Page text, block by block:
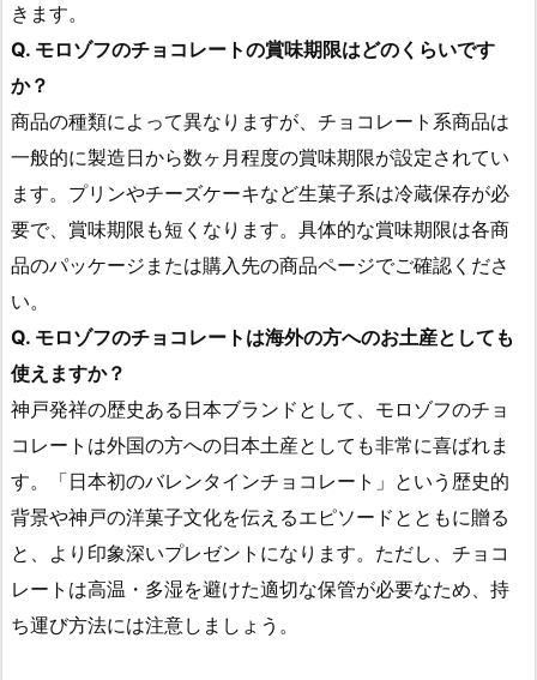
きます。
Q. モロゾフのチョコレートの賞味期限はどのくらいです
か？
商品の種類によって異なりますが、チョコレート系商品は
一般的に製造日から数ヶ月程度の賞味期限が設定されてい
ます。プリンやチーズケーキなど生菓子系は冷蔵保存が必
要で、賞味期限も短くなります。具体的な賞味期限は各商
品のパッケージまたは購入先の商品ページでご確認くださ
い。
Q. モロゾフのチョコレートは海外の方へのお土産としても
使えますか？
神戸発祥の歴史ある日本ブランドとして、モロゾフのチョ
コレートは外国の方への日本土産としても非常に喜ばれま
す。「日本初のバレンタインチョコレート」という歴史的
背景や神戸の洋菓子文化を伝えるエピソードとともに贈る
と、より印象深いプレゼントになります。ただし、チョコ
レートは高温・多湿を避けた適切な保管が必要なため、持
ち運び方法には注意しましょう。